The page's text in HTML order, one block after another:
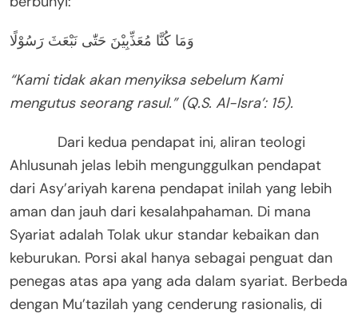
وَمَا كُنَّا مُعَذِّبِيْنَ حَتّٰى نَبْعَثَ رَسُوْلًا
“Kami tidak akan menyiksa sebelum Kami
mengutus seorang rasul.” (Q.S. Al-Isra’: 15).
Dari kedua pendapat ini, aliran teologi
Ahlusunah jelas lebih mengunggulkan pendapat
dari Asy’ariyah karena pendapat inilah yang lebih
aman dan jauh dari kesalahpahaman. Di mana
Syariat adalah Tolak ukur standar kebaikan dan
keburukan. Porsi akal hanya sebagai penguat dan
penegas atas apa yang ada dalam syariat. Berbeda
dengan Mu’tazilah yang cenderung rasionalis, di